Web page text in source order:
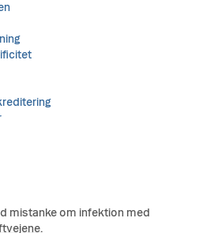
mistanke om infektion med
.